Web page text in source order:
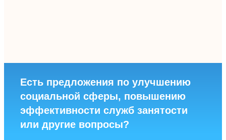
Есть предложения по улучшению
социальной сферы, повышению
эффективности служб занятости
или другие вопросы?